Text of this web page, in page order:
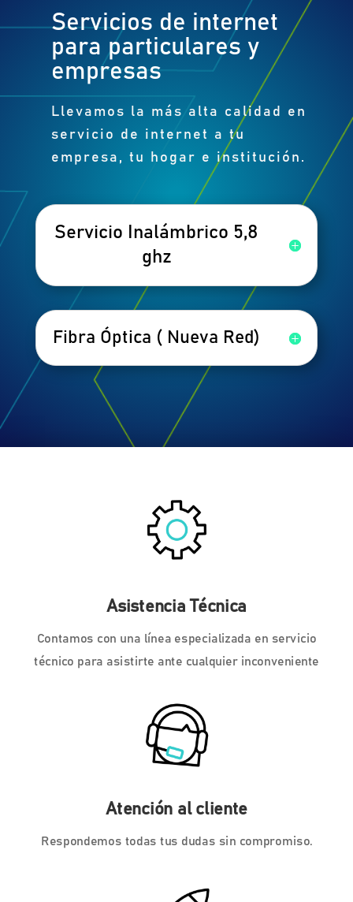
Servicios de internet
para particulares y
empresas
Llevamos la más alta calidad en
servicio de internet a tu
empresa, tu hogar e institución.
Servicio Inalámbrico 5,8
ghz
Fibra Óptica ( Nueva Red)
Asistencia Técnica
Contamos con una línea especializada en servicio
técnico para asistirte ante cualquier inconveniente
Atención al cliente
Respondemos todas tus dudas sin compromiso.